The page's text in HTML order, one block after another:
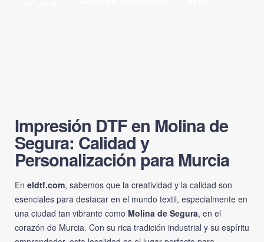
Impresión DTF en Molina de
Segura: Calidad y
Personalización para Murcia
En eldtf.com, sabemos que la creatividad y la calidad son
esenciales para destacar en el mundo textil, especialmente en
una ciudad tan vibrante como Molina de Segura, en el
corazón de Murcia. Con su rica tradición industrial y su espíritu